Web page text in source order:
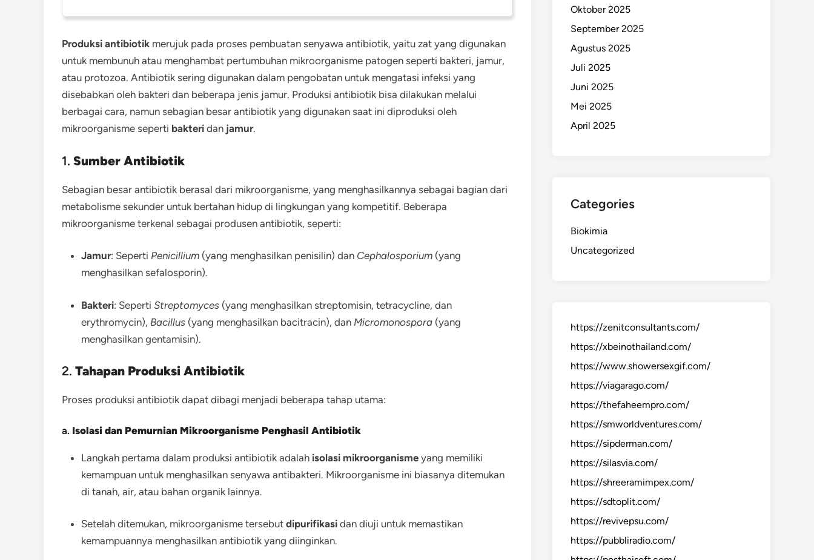
Produksi antibiotik merujuk pada proses pembuatan senyawa antibiotik, yaitu zat yang digunakan
untuk membunuh atau menghambat pertumbuhan mikroorganisme patogen seperti bakteri, jamur,
atau protozoa. Antibiotik sering digunakan dalam pengobatan untuk mengatasi infeksi yang
disebabkan oleh bakteri dan beberapa jenis jamur. Produksi antibiotik bisa dilakukan melalui
berbagai cara, namun sebagian besar antibiotik yang digunakan saat ini diproduksi oleh
mikroorganisme seperti bakteri dan jamur.
1. Sumber Antibiotik
Sebagian besar antibiotik berasal dari mikroorganisme, yang menghasilkannya sebagai bagian dari
metabolisme sekunder untuk bertahan hidup di lingkungan yang kompetitif. Beberapa
mikroorganisme terkenal sebagai produsen antibiotik, seperti:
Jamur: Seperti Penicillium (yang menghasilkan penisilin) dan Cephalosporium (yang
menghasilkan sefalosporin).
Bakteri: Seperti Streptomyces (yang menghasilkan streptomisin, tetracycline, dan
erythromycin), Bacillus (yang menghasilkan bacitracin), dan Micromonospora (yang
menghasilkan gentamisin).
2. Tahapan Produksi Antibiotik
Proses produksi antibiotik dapat dibagi menjadi beberapa tahap utama:
a. Isolasi dan Pemurnian Mikroorganisme Penghasil Antibiotik
Langkah pertama dalam produksi antibiotik adalah isolasi mikroorganisme yang memiliki
kemampuan untuk menghasilkan senyawa antibakteri. Mikroorganisme ini biasanya ditemukan
di tanah, air, atau bahan organik lainnya.
Setelah ditemukan, mikroorganisme tersebut dipurifikasi dan diuji untuk memastikan
kemampuannya menghasilkan antibiotik yang diinginkan.
Oktober 2025
September 2025
Agustus 2025
Juli 2025
Juni 2025
Mei 2025
April 2025
Categories
Biokimia
Uncategorized
https://zenitconsultants.com/
https://xbeinothailand.com/
https://www.showersexgif.com/
https://viagarago.com/
https://thefaheempro.com/
https://smworldventures.com/
https://sipderman.com/
https://silasvia.com/
https://shreeramimpex.com/
https://sdtoplit.com/
https://revivepsu.com/
https://pubbliradio.com/